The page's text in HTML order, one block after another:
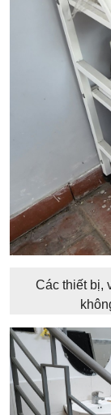
Các thiết bị,